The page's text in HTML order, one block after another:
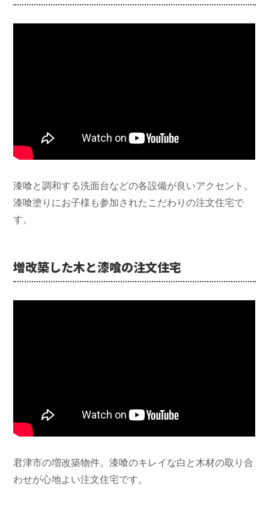
漆喰と調和する洗面台などの各設備が良いアクセント。
漆喰塗りにお子様も参加されたこだわりの注文住宅で
す。
増改築した木と漆喰の注文住宅
君津市の増改築物件。漆喰のキレイな白と木材の取り合
わせが心地よい注文住宅です。